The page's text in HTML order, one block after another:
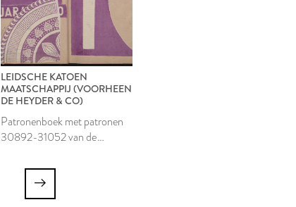
LEIDSCHE KATOEN
MAATSCHAPPIJ (VOORHEEN
DE HEYDER & CO)
Patronenboek met patronen
30892-31052 van de
Maatschappij